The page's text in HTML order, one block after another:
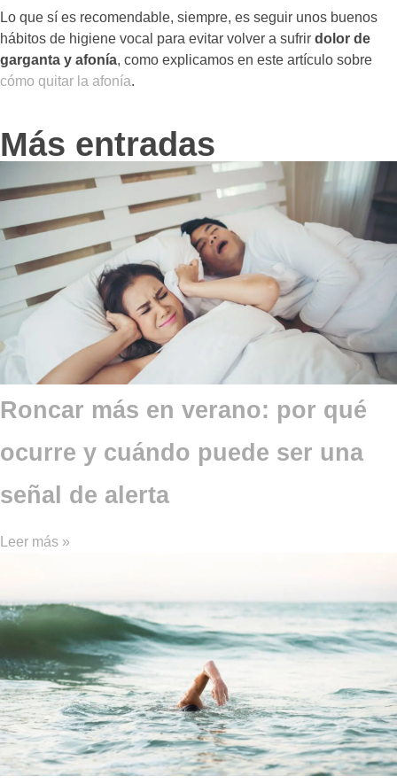
Lo que sí es recomendable, siempre, es seguir unos buenos
hábitos de higiene vocal para evitar volver a sufrir dolor de
garganta y afonía, como explicamos en este artículo sobre
cómo quitar la afonía.
Más entradas
Roncar más en verano: por qué
ocurre y cuándo puede ser una
señal de alerta
Leer más »